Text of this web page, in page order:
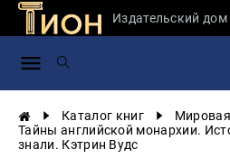
Издательский дом
Каталог книг
Тайны английской монархии.
знали. Кэтрин Вудс
Занимательная
России
Мировая